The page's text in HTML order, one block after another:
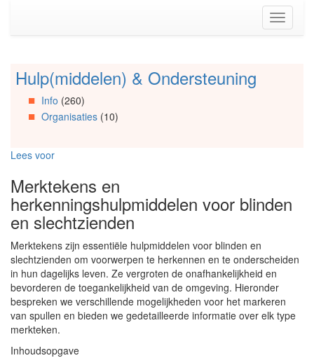
(Accesskey
Toggle
Spring
Artikels
Spring
Spring
Organisaties
Spring
Social
media
Hulp(middelen) & Ondersteuning
Info (260)
Organisaties(10)
Lees voor
Merktekens en
herkenningshulpmiddelen voor blinden
en slechtzienden
Merktekens zijn essentiële hulpmiddelen voor blinden en
slechtzienden om voorwerpen te herkennen en te onderscheiden
in hun dagelijks leven. Ze vergroten de onafhankelijkheid en
bevorderen de toegankelijkheid van de omgeving. Hieronder
bespreken we verschillende mogelijkheden voor het markeren
van spullen en bieden we gedetailleerde informatie over elk type
merkteken.
Inhoudsopgave